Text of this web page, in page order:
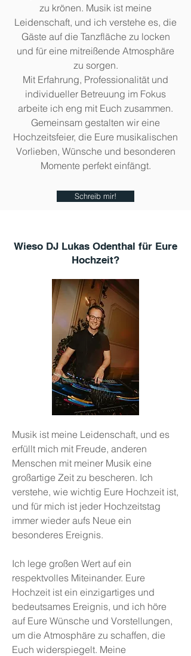
zu krönen. Musik ist meine
Leidenschaft, und ich verstehe es, die
Gäste auf die Tanzfläche zu locken
und für eine mitreißende Atmosphäre
zu sorgen.
Mit Erfahrung, Professionalität und
individueller Betreuung im Fokus
arbeite ich eng mit Euch zusammen.
Gemeinsam gestalten wir eine
Hochzeitsfeier, die Eure musikalischen
Vorlieben, Wünsche und besonderen
Momente perfekt einfängt.
Schreib mir!
Wieso DJ Lukas Odenthal für Eure
Hochzeit?
Musik ist meine Leidenschaft, und es
erfüllt mich mit Freude, anderen
Menschen mit meiner Musik eine
großartige Zeit zu bescheren. Ich
verstehe, wie wichtig Eure Hochzeit ist,
und für mich ist jeder Hochzeitstag
immer wieder aufs Neue ein
besonderes Ereignis.
Ich lege großen Wert auf ein
respektvolles Miteinander. Eure
Hochzeit ist ein einzigartiges und
bedeutsames Ereignis, und ich höre
auf Eure Wünsche und Vorstellungen,
um die Atmosphäre zu schaffen, die
Euch widerspiegelt. Meine